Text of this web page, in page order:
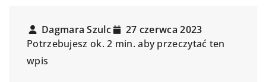
Dagmara Szulc
27 czerwca 2023
Potrzebujesz ok. 2 min. aby przeczytać ten
wpis